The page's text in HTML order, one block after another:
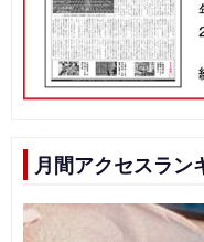
月間アクセスラン